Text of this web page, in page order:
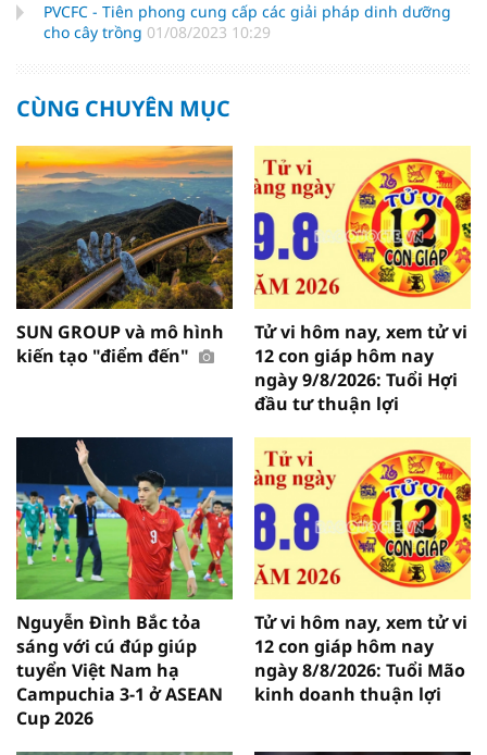
PVCFC - Tiên phong cung cấp các giải pháp dinh dưỡng
cho cây trồng 01/08/2023 10:29
CÙNG CHUYÊN MỤC
SUN GROUP và mô hình
kiến tạo "điểm đến"
Tử vi hôm nay, xem tử vi
12 con giáp hôm nay
ngày 9/8/2026: Tuổi Hợi
đầu tư thuận lợi
Nguyễn Đình Bắc tỏa
sáng với cú đúp giúp
tuyển Việt Nam hạ
Campuchia 3-1 ở ASEAN
Cup 2026
Tử vi hôm nay, xem tử vi
12 con giáp hôm nay
ngày 8/8/2026: Tuổi Mão
kinh doanh thuận lợi